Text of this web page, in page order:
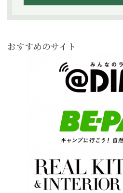
おすすめのサイト